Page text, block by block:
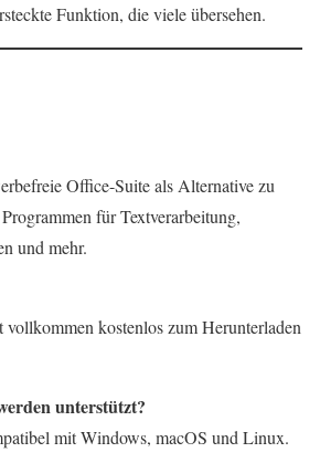
Funktion, die viele übersehen.
Office-Suite als Alternative zu
fürTextverarbeitung,
und mehr.
kostenlos zum Herunterladen
unterstützt?
mit Windows, macOS und Linux.